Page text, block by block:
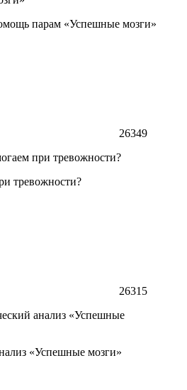
парам «Успешные мозги»
26349
тревожности?
26315
«Успешные мозги»